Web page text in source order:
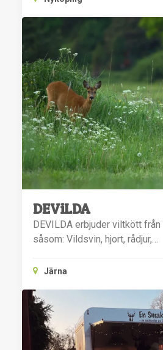
DEViLDA
DEVILDA erbjuder viltkött
såsom: Vildsvin, hjort, rådjur,…
Järna